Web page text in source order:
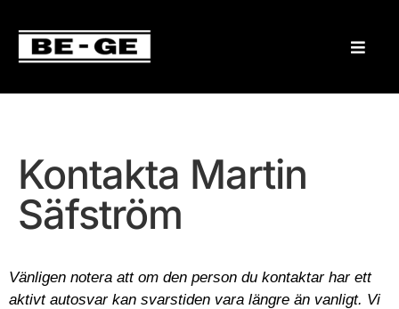
Kontakta Martin
Säfström
Vänligen notera att om den person du kontaktar har ett
aktivt autosvar kan svarstiden vara längre än vanligt. Vi